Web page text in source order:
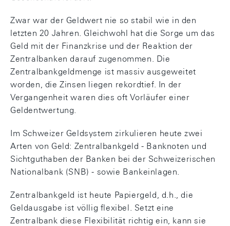
Zwar war der Geldwert nie so stabil wie in den
letzten 20 Jahren. Gleichwohl hat die Sorge um das
Geld mit der Finanzkrise und der Reaktion der
Zentralbanken darauf zugenommen. Die
Zentralbankgeldmenge ist massiv ausgeweitet
worden, die Zinsen liegen rekordtief. In der
Vergangenheit waren dies oft Vorläufer einer
Geldentwertung.
Im Schweizer Geldsystem zirkulieren heute zwei
Arten von Geld: Zentralbankgeld - Banknoten und
Sichtguthaben der Banken bei der Schweizerischen
Nationalbank (SNB) - sowie Bankeinlagen.
Zentralbankgeld ist heute Papiergeld, d.h., die
Geldausgabe ist völlig flexibel. Setzt eine
Zentralbank diese Flexibilität richtig ein, kann sie